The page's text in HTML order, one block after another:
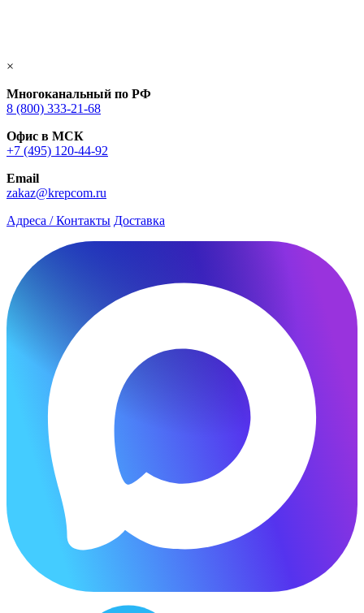
×
Многоканальный по РФ
8 (800) 333‑21-68
Офис в МСК
+7 (495) 120-44-92
Email
zakaz@krepcom.ru
Адреса / Контакты Доставка